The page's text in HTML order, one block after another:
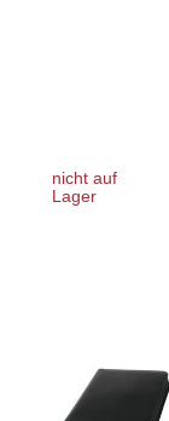
nicht auf
Lager